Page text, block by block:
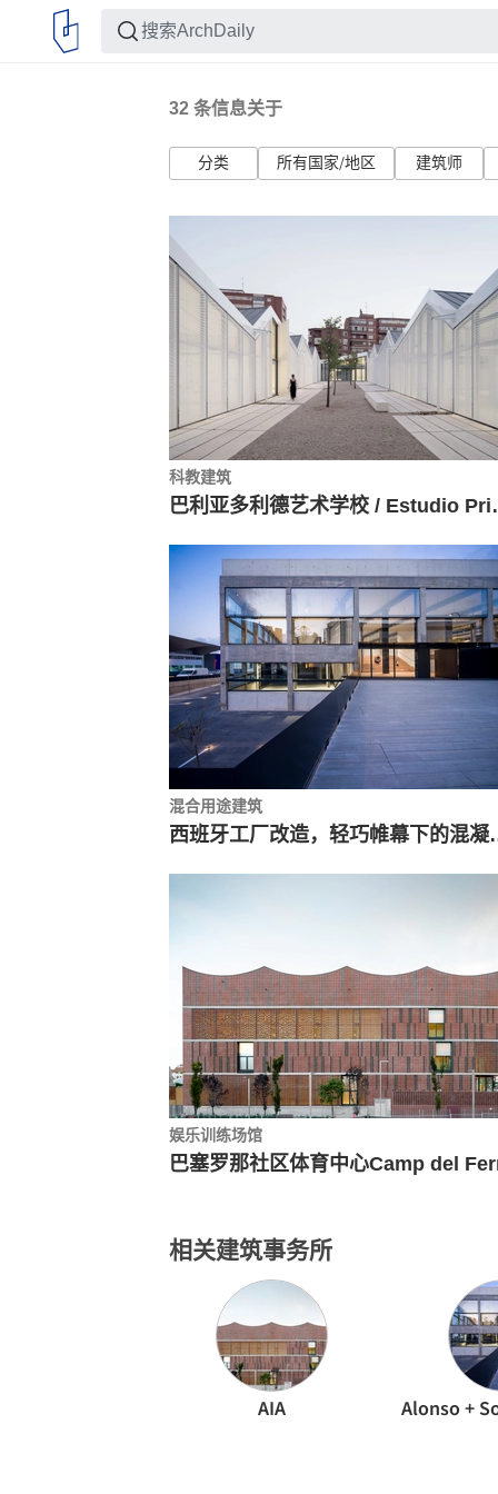
32 条信息关于
分类 所有国家/地区 建筑师
科教建筑
巴利亚
混合用途建筑
西班牙工厂
娱乐训练场馆
相关建筑事务所
AIA